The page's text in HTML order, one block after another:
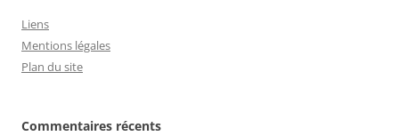
Liens
Mentions légales
Plan du site
Commentaires récents